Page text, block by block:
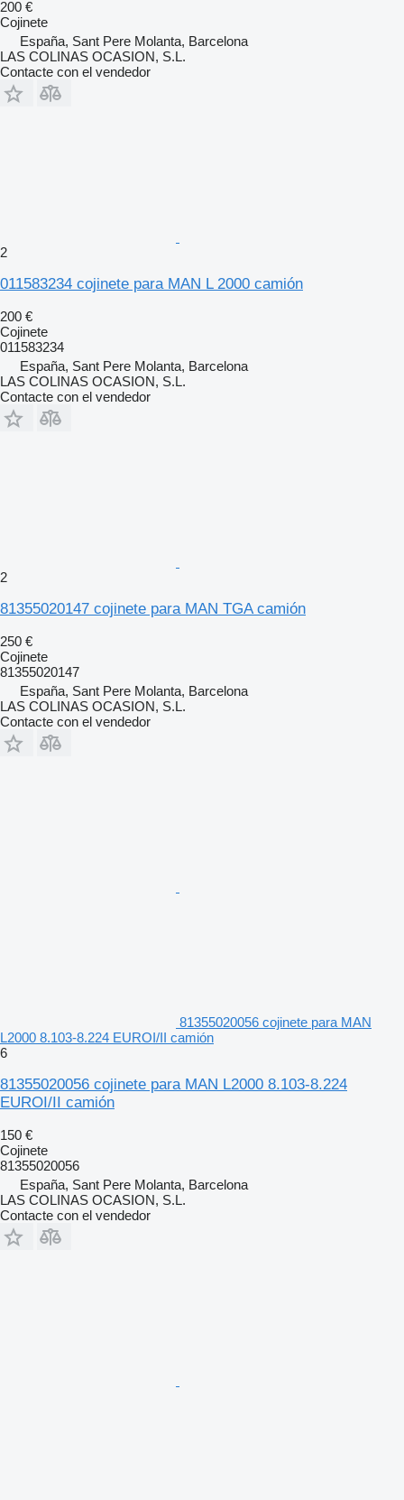
200 €
Cojinete
España, Sant Pere Molanta, Barcelona
LAS COLINAS OCASION, S.L.
Contacte con el vendedor
2
011583234 cojinete para MAN L 2000 camión
200 €
Cojinete
011583234
España, Sant Pere Molanta, Barcelona
LAS COLINAS OCASION, S.L.
Contacte con el vendedor
2
81355020147 cojinete para MAN TGA camión
250 €
Cojinete
81355020147
España, Sant Pere Molanta, Barcelona
LAS COLINAS OCASION, S.L.
Contacte con el vendedor
81355020056 cojinete para MAN
L2000 8.103-8.224 EUROI/II camión
6
81355020056 cojinete para MAN L2000 8.103-8.224
EUROI/II camión
150 €
Cojinete
81355020056
España, Sant Pere Molanta, Barcelona
LAS COLINAS OCASION, S.L.
Contacte con el vendedor